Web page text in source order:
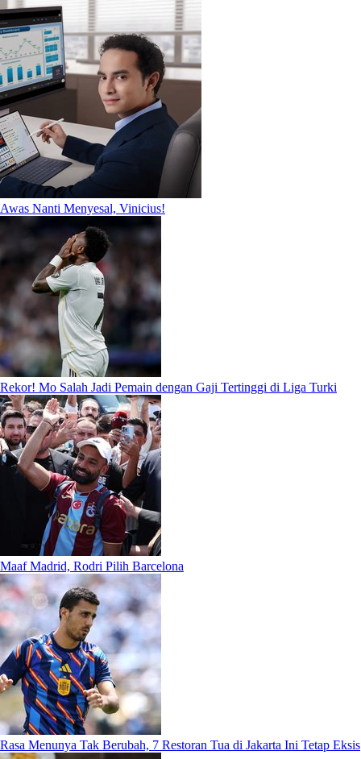
Awas Nanti Menyesal, Vinicius!
Rekor! Mo Salah Jadi Pemain dengan Gaji Tertinggi di Liga Turki
Maaf Madrid, Rodri Pilih Barcelona
Rasa Menunya Tak Berubah, 7 Restoran Tua di Jakarta Ini Tetap Eksis